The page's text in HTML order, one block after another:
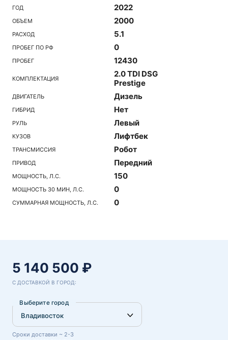
ГОД 2022
ОБЪЕМ 2000
РАСХОД 5.1
ПРОБЕГ ПО РФ 0
ПРОБЕГ 12430
КОМПЛЕКТАЦИЯ
2.0 TDI DSG
Prestige
ДВИГАТЕЛЬ Дизель
ГИБРИД Нет
РУЛЬ Левый
КУЗОВ Лифтбек
ТРАНСМИССИЯ Робот
ПРИВОД Передний
МОЩНОСТЬ, Л.С. 150
МОЩНОСТЬ 30 МИН, Л.С. 0
СУММАРНАЯ МОЩНОСТЬ, Л.С. 0
5 140 500 ₽
С ДОСТАВКОЙ В ГОРОД:
Выберите город
Сроки доставки ~ 2-3